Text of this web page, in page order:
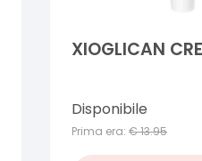
XIOGLICAN
Disponibile
Prima era: €13.95